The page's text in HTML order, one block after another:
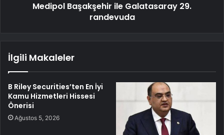
Medipol Başakşehir ile Galatasaray 29.
randevuda
İlgili Makaleler
B Riley Securities’ten En İyi
Kamu Hizmetleri Hissesi
Önerisi
Ağustos 5, 2026